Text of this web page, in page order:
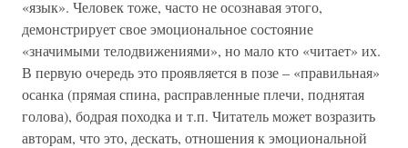
«язык». Человек тоже, часто не осознавая этого,
демонстрирует свое эмоциональное состояние
«значимыми телодвижениями», но мало кто «читает» их.
В первую очередь это проявляется в позе – «правильная»
осанка (прямая спина, расправленные плечи, поднятая
голова), бодрая походка и т.п. Читатель может возразить
авторам, что это, дескать, отношения к эмоциональной